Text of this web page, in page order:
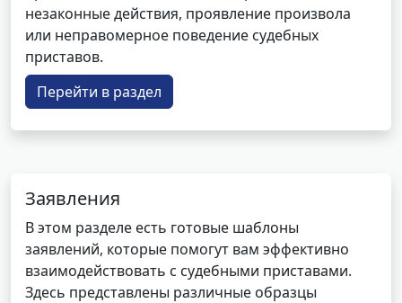
незаконные действия, проявление произвола
или неправомерное поведение судебных
приставов.
Перейти в раздел
Заявления
В этом разделе есть готовые шаблоны
заявлений, которые помогут вам эффективно
взаимодействовать с судебными приставами.
Здесь представлены различные образцы